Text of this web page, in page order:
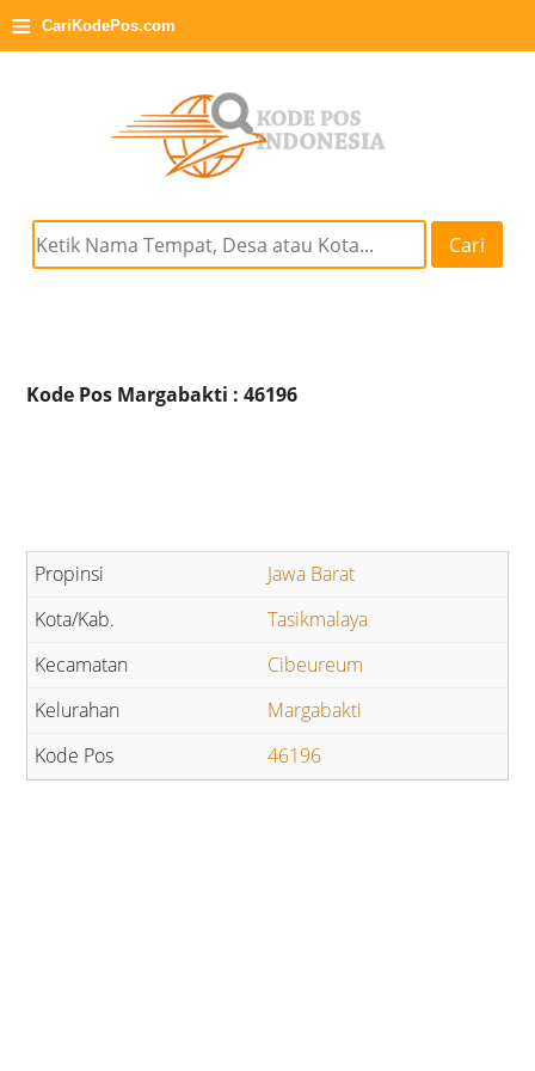
≡ CariKodePos.com
Cari
Kode Pos Margabakti : 46196
Jawa Barat
Tasikmalaya
Cibeureum
Margabakti
46196